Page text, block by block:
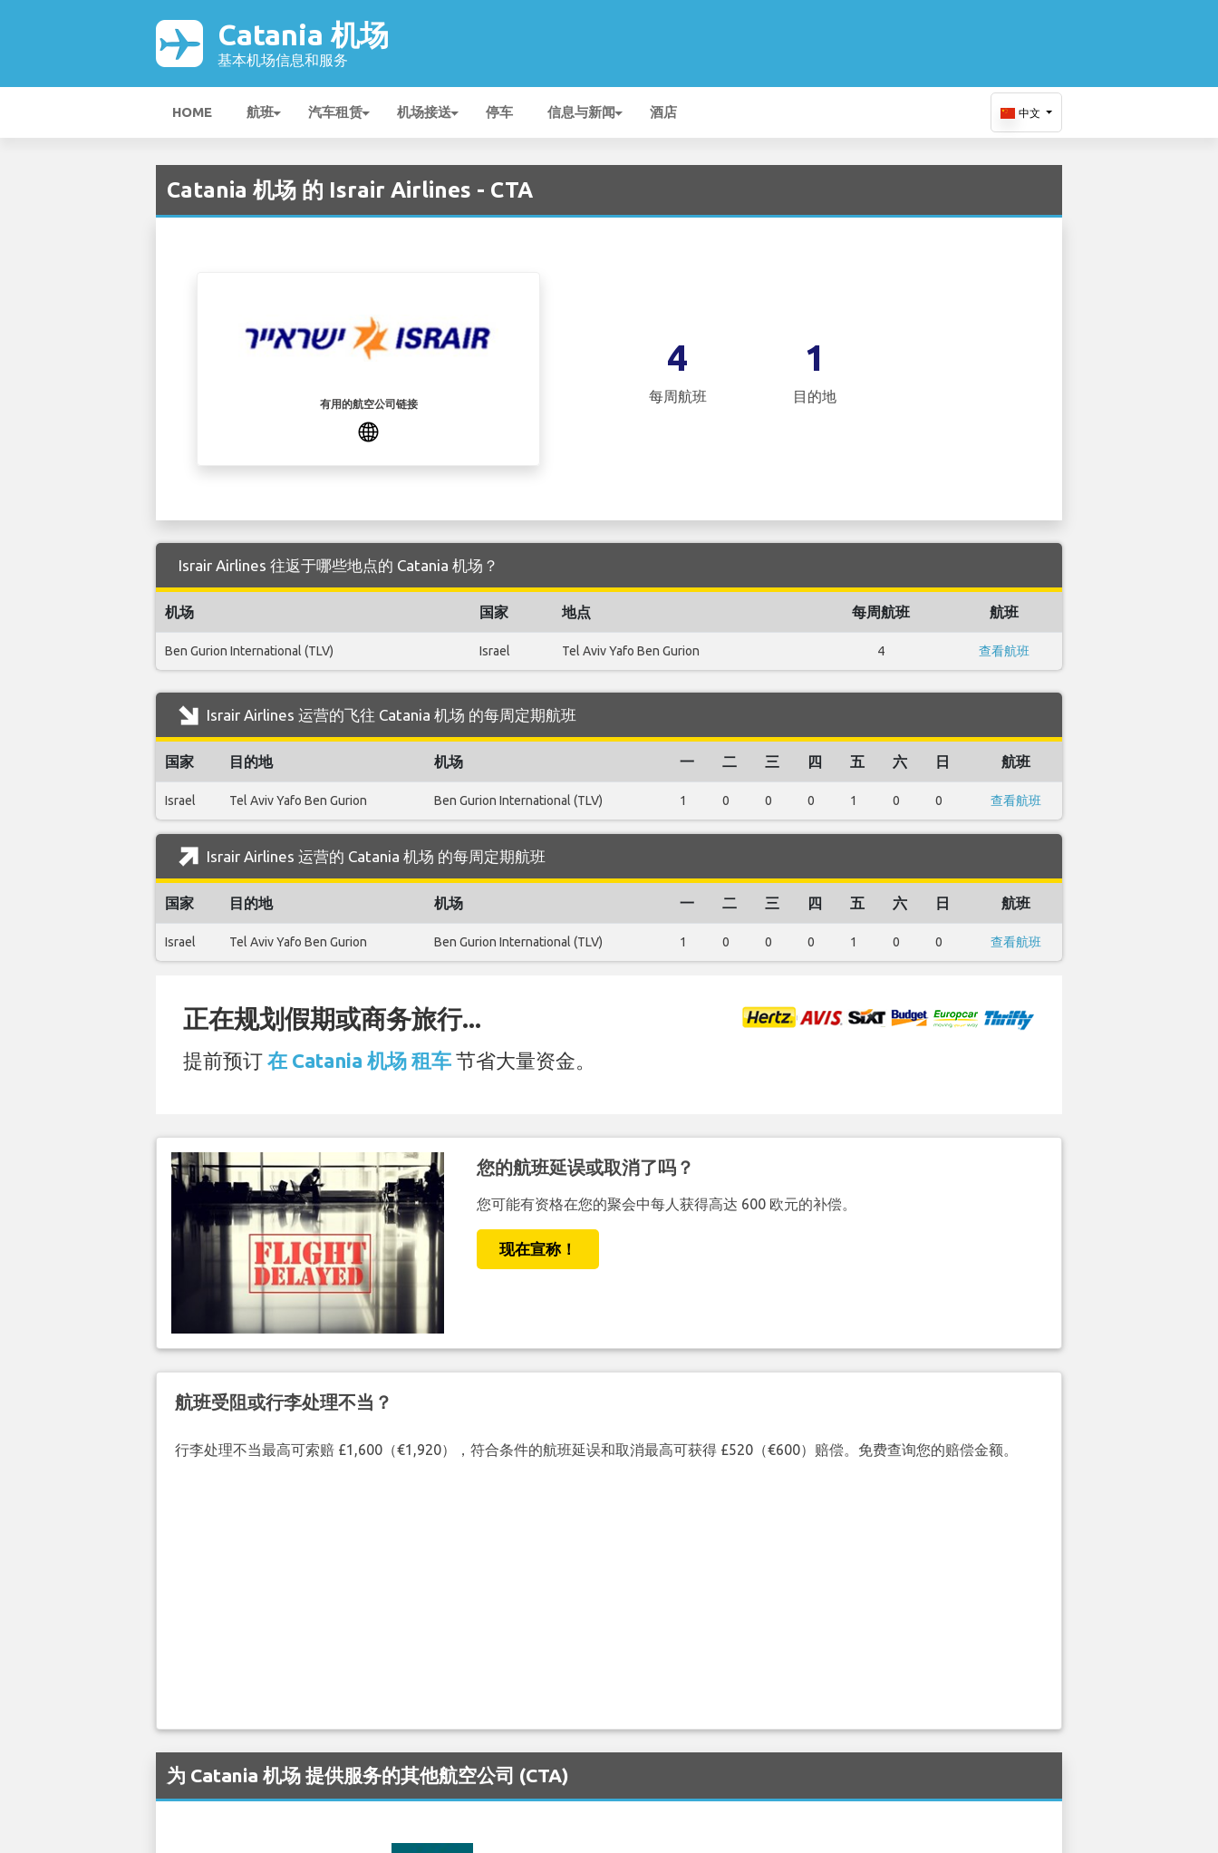
Catania 机场
基本机场信息和服务
HOME 航班 汽车租赁 机场接送 停车 信息与新闻 酒店 中文
Catania 机场 的 Israir Airlines - CTA
有用的航空公司链接
4
每周航班
1
目的地
Israir Airlines 往返于哪些地点的 Catania 机场？
机场 国家 地点 每周航班 航班
Ben Gurion International (TLV) Israel Tel Aviv Yafo Ben Gurion 4 查看航班
Israir Airlines 运营的飞往 Catania 机场 的每周定期航班
国家 目的地 机场 一 二 三 四 五 六 日 航班
Israel Tel Aviv Yafo Ben Gurion Ben Gurion International (TLV) 1 0 0 0 1 0 0 查看航班
Israir Airlines 运营的 Catania 机场 的每周定期航班
国家 目的地 机场 一 二 三 四 五 六 日 航班
Israel Tel Aviv Yafo Ben Gurion Ben Gurion International (TLV) 1 0 0 0 1 0 0 查看航班
正在规划假期或商务旅行...
提前预订 在 Catania 机场 租车 节省大量资金。
您的航班延误或取消了吗？
您可能有资格在您的聚会中每人获得高达 600 欧元的补偿。
现在宣称！
航班受阻或行李处理不当？
行李处理不当最高可索赔 £1,600（€1,920），符合条件的航班延误和取消最高可获得 £520（€600）赔偿。免费查询您的赔偿金额。
为 Catania 机场 提供服务的其他航空公司 (CTA)